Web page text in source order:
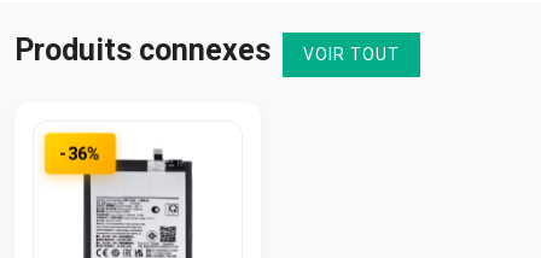
Produits connexes VOIR TOUT
-36%